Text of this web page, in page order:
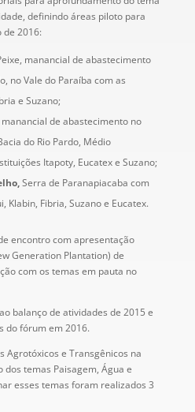
definindo áreas piloto para
2016:
manancial de abastecimento
no Vale do Paraíba com as
e Suzano;
manancial de abastecimento no
do Rio Pardo, Médio
Itapoty, Eucatex e Suzano;
Serra de Paranapiacaba com
Klabin, Fibria, Suzano e Eucatex.
encontro com apresentação
Generation Plantation) de
com os temas em pauta no
balanço de atividades de 2015 e
do fórum em 2016.
Agrotóxicos e Transgênicos na
temas Paisagem, Água e
esses temas foram realizados 3